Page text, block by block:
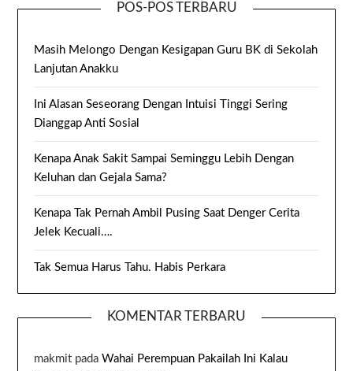
POS-POS TERBARU
Masih Melongo Dengan Kesigapan Guru BK di Sekolah
Lanjutan Anakku
Ini Alasan Seseorang Dengan Intuisi Tinggi Sering
Dianggap Anti Sosial
Kenapa Anak Sakit Sampai Seminggu Lebih Dengan
Keluhan dan Gejala Sama?
Kenapa Tak Pernah Ambil Pusing Saat Denger Cerita
Jelek Kecuali….
Tak Semua Harus Tahu. Habis Perkara
KOMENTAR TERBARU
makmit padaWahai Perempuan Pakailah Ini Kalau